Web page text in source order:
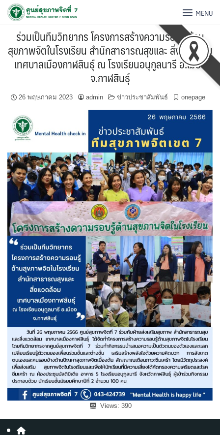
MENU
ร่วมเป็นทีมวิทยากร โครงการสร้างความรอบรู้ ด้าน
สุขภาพจิตในโรงเรียน สำนักสาธารณสุขและ สิ่งแวดล้อม
เทศบาลเมืองกาฬสินธุ์ ณ โรงเรียนอนุกูลนารี อ.เมือง
จ.กาฬสินธุ์
26 พฤษภาคม 2023 admin ข่าวประชาสัมพันธ์ onepage
Views: 390